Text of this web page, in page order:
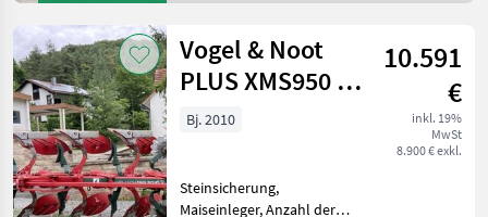
Vogel & Noot
PLUS XMS950 ST
VARIO
10.591
€
inkl. 19%
MwSt
8.900 € exkl.
Bj. 2010
Steinsicherung,
Maiseinleger, Anzahl der